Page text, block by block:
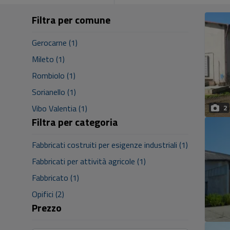
Filtra per comune
Gerocarne (1)
Mileto (1)
Rombiolo (1)
Sorianello (1)
Vibo Valentia (1)
Filtra per categoria
Fabbricati costruiti per esigenze industriali (1)
Fabbricati per attività agricole (1)
Fabbricato (1)
Opifici (2)
Prezzo
2